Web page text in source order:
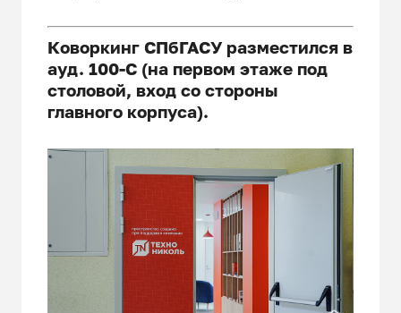
Коворкинг СПбГАСУ разместился в
ауд. 100-С (на первом этаже под
столовой, вход со стороны
главного корпуса).